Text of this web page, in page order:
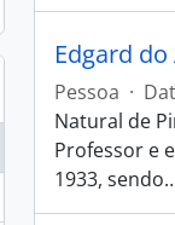
Edgard
Pessoa ·
Natural de
Professor e
1933, sendo